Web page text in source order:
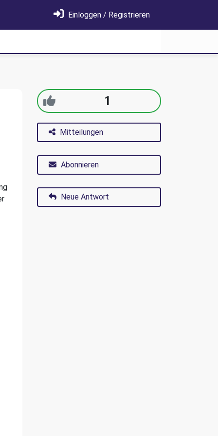
Einloggen / Registrieren
1
Mitteilungen
Abonnieren
Neue Antwort